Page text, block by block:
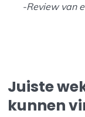
-Review van
Juiste
kunnen